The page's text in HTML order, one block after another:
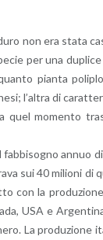
non era stata
per una
pian­ta
l’al­tra di
quel mo­men­to
annuo
sui 40 mi­lio­ni
con la
USA e
La pro­du­zio­ne